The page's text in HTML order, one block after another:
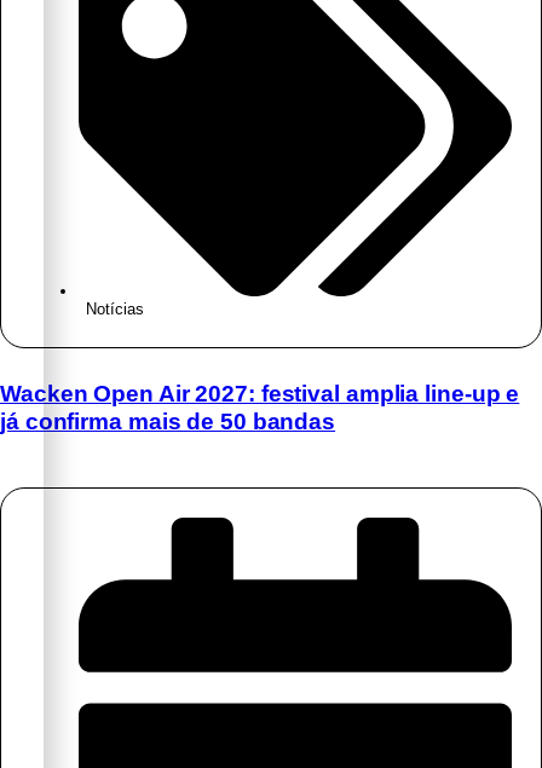
Notícias
Wacken Open Air 2027: festival amplia line-up e
já confirma mais de 50 bandas